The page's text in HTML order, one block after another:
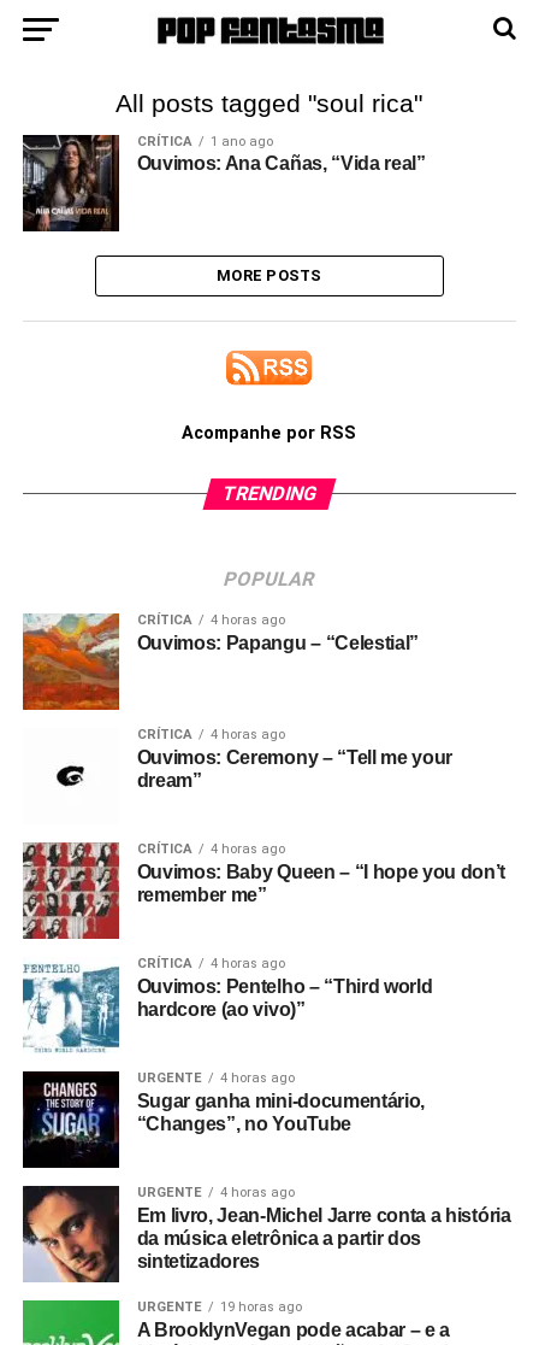
All posts tagged "soul rica"
CRÍTICA 1 ano ago
Ouvimos: Ana Cañas, “Vida real”
MORE POSTS
Acompanhe por RSS
TRENDING
POPULAR
CRÍTICA 4 horas ago
Ouvimos: Papangu – “Celestial”
CRÍTICA 4 horas ago
Ouvimos: Ceremony – “Tell me your
dream”
CRÍTICA 4 horas ago
Ouvimos: Baby Queen – “I hope you don’t
remember me”
CRÍTICA 4 horas ago
Ouvimos: Pentelho – “Third world
hardcore (ao vivo)”
URGENTE 4 horas ago
Sugar ganha mini-documentário,
“Changes”, no YouTube
URGENTE 4 horas ago
Em livro, Jean-Michel Jarre conta a história
da música eletrônica a partir dos
sintetizadores
URGENTE 19 horas ago
A BrooklynVegan pode acabar – e a